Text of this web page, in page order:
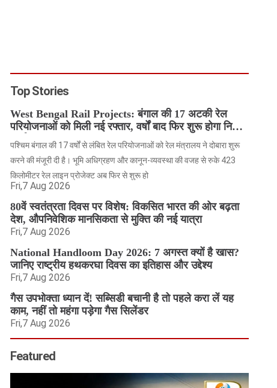
Top Stories
West Bengal Rail Projects: बंगाल की 17 अटकी रेल
परियोजनाओं को मिली नई रफ्तार, वर्षों बाद फिर शुरू होगा निर्माण
कार्य
पश्चिम बंगाल की 17 वर्षों से लंबित रेल परियोजनाओं को रेल मंत्रालय ने दोबारा शुरू
करने की मंजूरी दी है। भूमि अधिग्रहण और कानून-व्यवस्था की वजह से रुके 423
किलोमीटर रेल लाइन प्रोजेक्ट अब फिर से शुरू हो
Fri,7 Aug 2026
80वें स्वतंत्रता दिवस पर विशेष: विकसित भारत की ओर बढ़ता
देश, औपनिवेशिक मानसिकता से मुक्ति की नई यात्रा
Fri,7 Aug 2026
National Handloom Day 2026: 7 अगस्त क्यों है खास?
जानिए राष्ट्रीय हथकरघा दिवस का इतिहास और उद्देश्य
Fri,7 Aug 2026
गैस उपभोक्ता ध्यान दें! सब्सिडी बचानी है तो पहले करा लें यह
काम, नहीं तो महंगा पड़ेगा गैस सिलेंडर
Fri,7 Aug 2026
Featured